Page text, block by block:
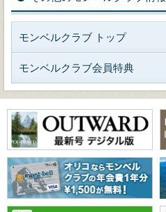
モンベルクラブ トップ
モンベルクラブ会員特典